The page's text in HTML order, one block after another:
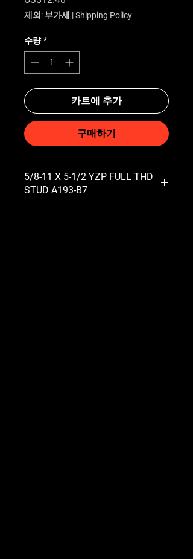
제외: 부가세 |Shipping Policy
수량 *
카트에 추가
구매하기
5/8-11 X 5-1/2 YZP FULL THD
STUD A193-B7